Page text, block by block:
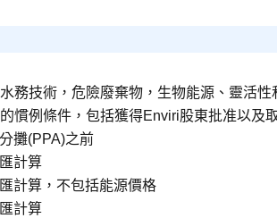
務技術，危險廢棄物，生物能源、靈活性
慣例條件，包括獲得Enviri股東批准以及
攤(PPA)之前
計算
計算，不包括能源價格
計算